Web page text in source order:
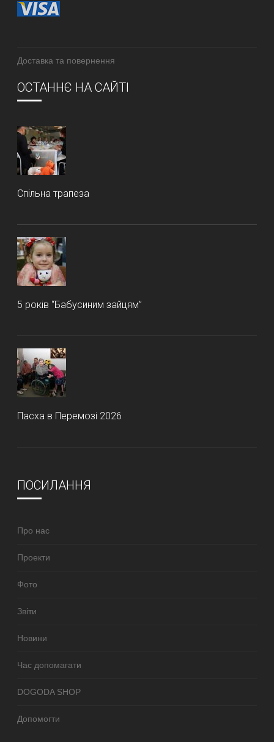
Доставка та повернення
ОСТАННЄ НА САЙТІ
Спільна трапеза
5 років “Бабусиним зайцям”
Пасха в Перемозі 2026
ПОСИЛАННЯ
Про нас
Проекти
Фото
Звіти
Новини
Час допомагати
DOGODA SHOP
Допомогти